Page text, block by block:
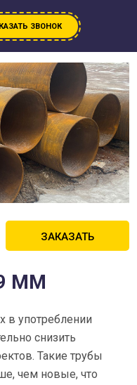
ЗВОНОК
ЗАКАЗАТЬ
ММ
в употреблении
снизить
Такие трубы
чем новые, что